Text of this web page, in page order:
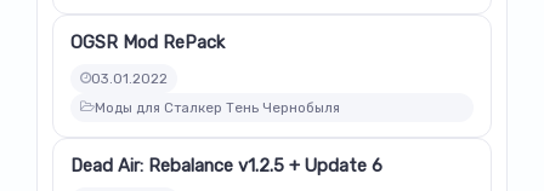
OGSR Mod RePack
03.01.2022
Моды для Сталкер Тень Чернобыля
Dead Air: Rebalance v1.2.5 + Update 6